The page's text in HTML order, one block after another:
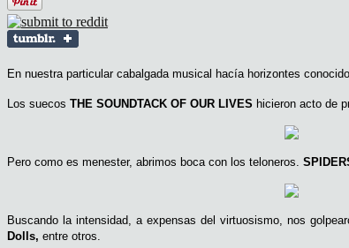
En nuestra particular cabalgada musical hacía horizontes
Los suecos THE SOUNDTACK OF OUR LIVES hicieron acto de
Pero como es menester, abrimos boca con los teloneros.
Buscando la intensidad, a expensas del virtuosismo, nos
Dolls, entre otros.